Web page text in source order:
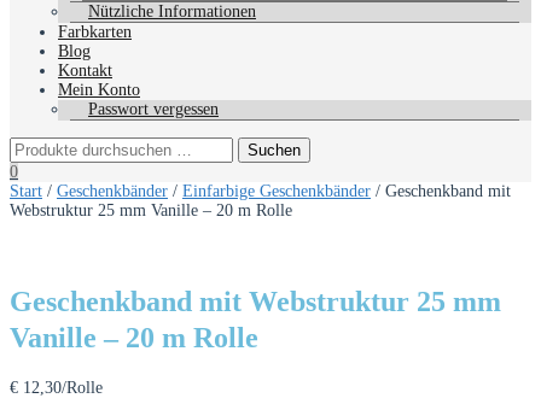
Nützliche Informationen
Farbkarten
Blog
Kontakt
Mein Konto
Passwort vergessen
0
Start / Geschenkbänder / Einfarbige Geschenkbänder / Geschenkband mit
Webstruktur 25 mm Vanille – 20 m Rolle
Geschenkband mit Webstruktur 25 mm
Vanille – 20 m Rolle
€ 12,30/Rolle